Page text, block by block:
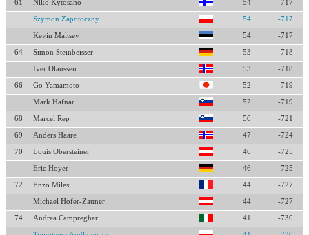
61 Niko Kytosaho 54 -717
Szymon Zapotoczny 54 -717
Kevin Maltsev 54 -717
64 Simon Steinbeisser 53 -718
Iver Olaussen 53 -718
66 Go Yamamoto 52 -719
Mark Hafnar 52 -719
68 Marcel Rep 50 -721
69 Anders Haare 47 -724
70 Louis Obersteiner 46 -725
Eric Hoyer 46 -725
72 Enzo Milesi 44 -727
Michael Hofer-Zauner 44 -727
74 Andrea Campregher 41 -730